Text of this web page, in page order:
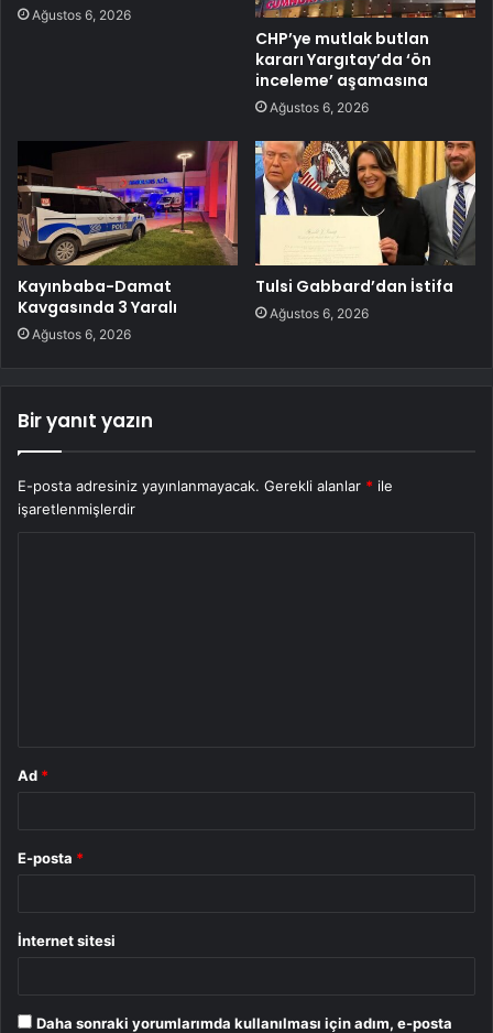
Ağustos 6, 2026
CHP’ye mutlak butlan
kararı Yargıtay’da ‘ön
inceleme’ aşamasına
Ağustos 6, 2026
Kayınbaba-Damat
Kavgasında 3 Yaralı
Ağustos 6, 2026
Tulsi Gabbard’dan İstifa
Ağustos 6, 2026
Bir yanıt yazın
E-posta adresiniz yayınlanmayacak. Gerekli alanlar * ile
işaretlenmişlerdir
Ad *
E-posta *
İnternet sitesi
Daha sonraki yorumlarımda kullanılması için adım, e-posta